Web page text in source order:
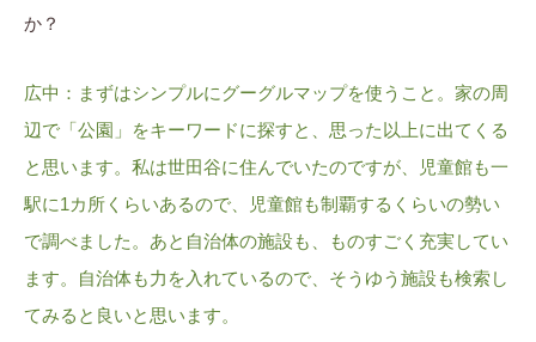
か？
広中：まずはシンプルにグーグルマップを使うこと。家の周
辺で「公園」をキーワードに探すと、思った以上に出てくる
と思います。私は世田谷に住んでいたのですが、児童館も一
駅に1カ所くらいあるので、児童館も制覇するくらいの勢い
で調べました。あと自治体の施設も、ものすごく充実してい
ます。自治体も力を入れているので、そうゆう施設も検索し
てみると良いと思います。